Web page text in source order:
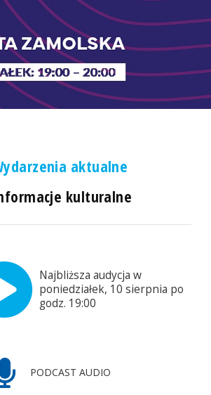
aktualne
kulturalne
Najbliższa audycja w
poniedziałek, 10 sierpnia po
godz. 19:00
PODCAST AUDIO